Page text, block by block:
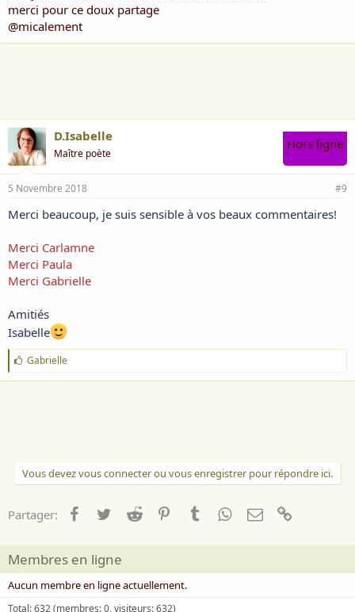
merci pour ce doux partage
@micalement
D.Isabelle
Maître poète
Hors ligne
5 Novembre 2018 #9
Merci beaucoup, je suis sensible à vos beaux commentaires!
Merci Carlamne
Merci Paula
Merci Gabrielle
Amitiés
Isabelle
J
'
a
Gabrielle
Vous devez vous connecter ou vous enregistrer pour répondre ici.
Partager: Facebook
TwitterReddit PinterestTumblrWhatsApp
Email
Membres en ligne
Aucun membre en ligne actuellement.
Total: 632 (membres: 0, visiteurs: 632)